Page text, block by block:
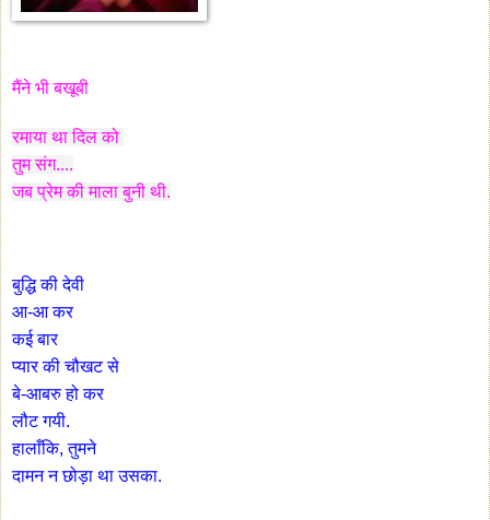
मैंने भी बखूबी
रमाया था दिल को
तुम संग....
जब प्रेम की माला बुनी थी.
बुद्धि की देवी
आ-आ कर
कई बार
प्यार की चौखट से
बे-आबरु हो कर
लौट गयी.
हालाँकि, तुमने
दामन न छोड़ा था उसका.